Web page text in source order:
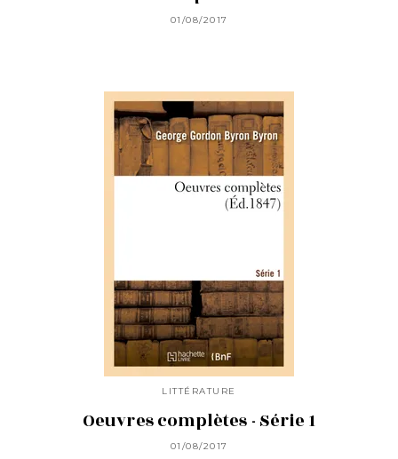
01/08/2017
LITTÉRATURE
Oeuvres complètes - Série 1
01/08/2017